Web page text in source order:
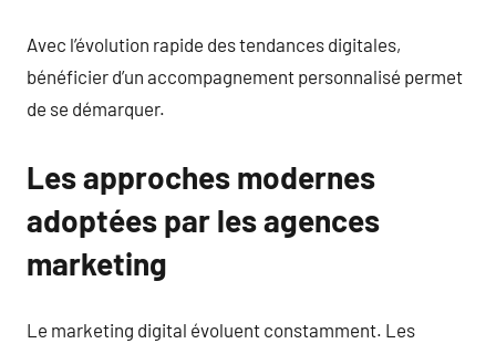
Avec l’évolution rapide des tendances digitales,
bénéficier d’un accompagnement personnalisé permet
de se démarquer.
Les approches modernes
adoptées par les agences
marketing
Le marketing digital évoluent constamment. Les